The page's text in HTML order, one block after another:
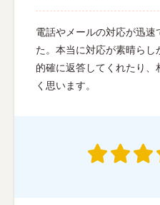
電話やメールの対応が迅速
た。本当に対応が素晴ら
的確に返答してくれたり、
く思います。